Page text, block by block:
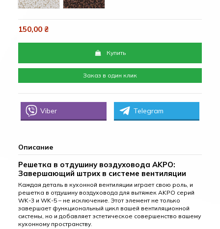
150,00 ₴
Купить
Заказ в один клик
Viber Telegram
Описание
Решетка в отдушину воздуховода AKPO:
Завершающий штрих в системе вентиляции
Каждая деталь в кухонной вентиляции играет свою роль, и
решетка в отдушину воздуховода для вытяжек AKPO серий
WK-3 и WK-5 – не исключение. Этот элемент не только
завершает функциональный цикл вашей вентиляционной
системы, но и добавляет эстетическое совершенство вашему
кухонному пространству.